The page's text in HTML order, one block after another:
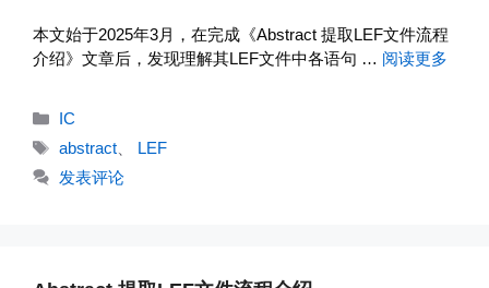
本文始于2025年3月，在完成《Abstract 提取LEF文件流程
介绍》文章后，发现理解其LEF文件中各语句 … 阅读更多
分
类
IC
标
签
abstract
LEF
发表评论